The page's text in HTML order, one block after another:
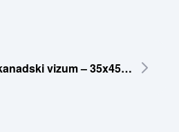
Foto za kanadski vizum – 35x45 mm